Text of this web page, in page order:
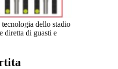
dello stadio
diretta di guasti e